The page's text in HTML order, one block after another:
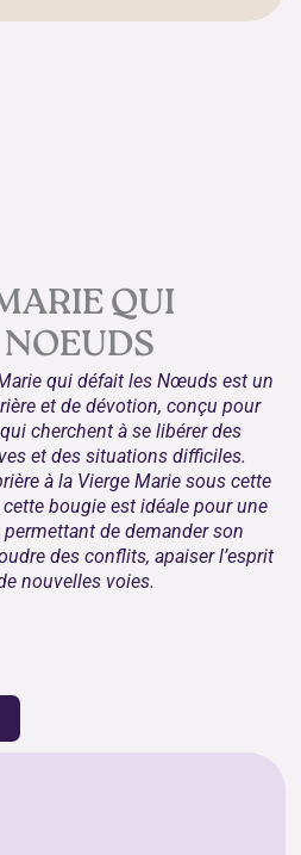
QUI
qui défait les Nœuds est un
et de dévotion, conçu pour
cherchent à se libérer des
et des situations difficiles.
à la Vierge Marie sous cette
bougie est idéale pour une
de demander son
des conflits, apaiser l’esprit
nouvelles voies.